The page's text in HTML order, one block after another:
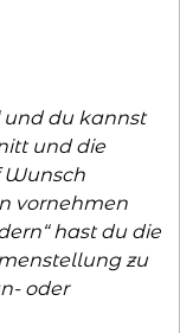
und du kannst
und die
Wunsch
vornehmen
hast du die
zu
oder